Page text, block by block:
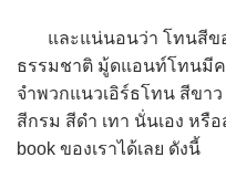
และแน่นอนว่า โทนสีขอ
ธรรมชาติ มู้ดแอนท์โทนมี
จำพวกแนวเอิร์ธโทน สีขา
สีกรม สีดำ เทา นั่นเอง หรื
book ของเราได้เลย ดังนี้